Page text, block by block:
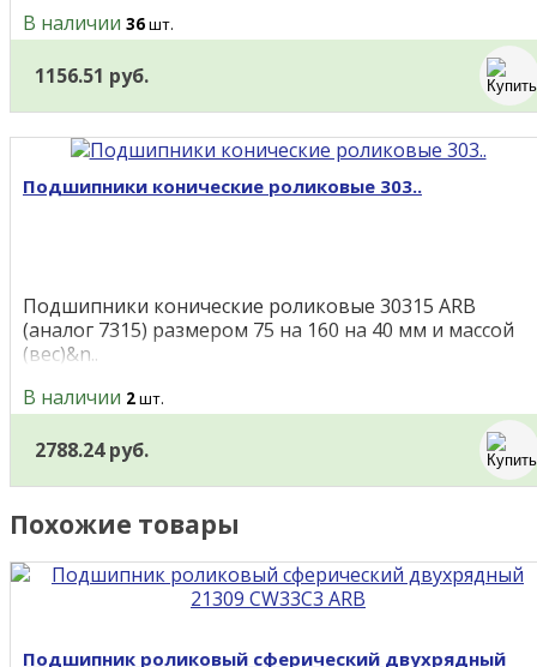
В наличии 36шт.
1156.51 руб.
Подшипники конические роликовые 303..
Подшипники конические роликовые 30315 ARB
(аналог 7315) размером 75 на 160 на 40 мм и массой
(вес)&n..
В наличии 2шт.
2788.24 руб.
Похожие товары
Подшипник роликовый сферический двухрядный